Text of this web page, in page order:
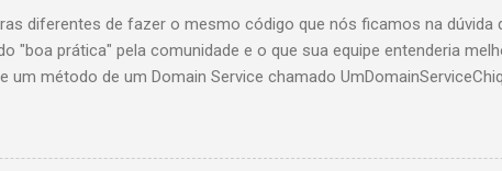
diferentes de fazer o mesmo código que nós ficamos na dúvida
"boa prática" pela comunidade e o que sua equipe entenderia
um método de um Domain Service chamado
retorne true você vai querer que